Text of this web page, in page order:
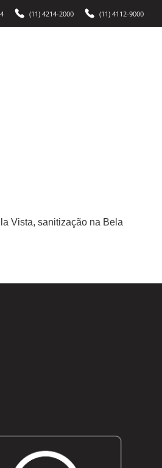
(11) 4214-2000 (11) 4112-9000
Vista, sanitização na Bela